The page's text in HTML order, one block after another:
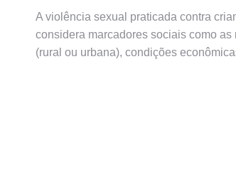
A violência sexual praticada contra
considera marcadores sociais como
(rural ou urbana), condições